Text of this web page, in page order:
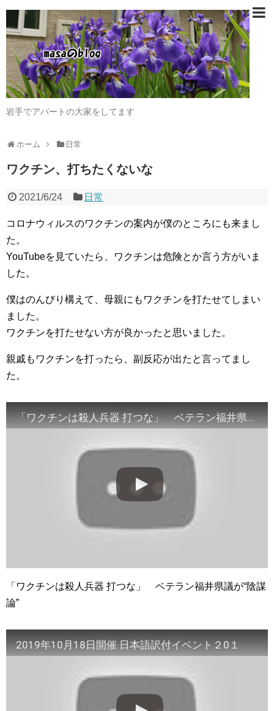
岩手でアパートの大家をしてます
ホーム 日常
ワクチン、打ちたくないな
2021/6/24 日常
コロナウィルスのワクチンの案内が僕のところにも来まし
た。
YouTubeを見ていたら、ワクチンは危険とか言う方がいま
した。
僕はのんびり構えて、母親にもワクチンを打たせてしまい
ました。
ワクチンを打たせない方が良かったと思いました。
親戚もワクチンを打ったら、副反応が出たと言ってまし
た。
「ワクチンは殺人兵器 打つな」 ベテラン福井県議が“陰謀論”
「ワクチンは殺人兵器 打つな」 ベテラン福井県議が“陰謀
論”
2019年10月18日開催 日本語訳付イベント２0１